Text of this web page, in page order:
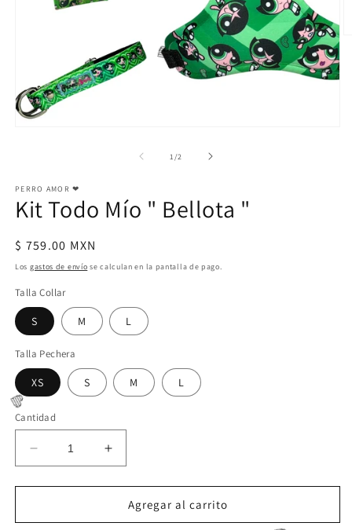
1/de2
PERRO AMOR ❤
Kit Todo Mío " Bellota "
Precio
habitual
$ 759.00 MXN
Los gastos de envío se calculan en la pantalla de pago.
Talla Collar
S M L
Talla Pechera
XS S M L
Cantidad
Reducir
cantidad
para
Todo
Aumentar
cantidad
para
Todo
Agregar al carrito
🫰🏻
💜